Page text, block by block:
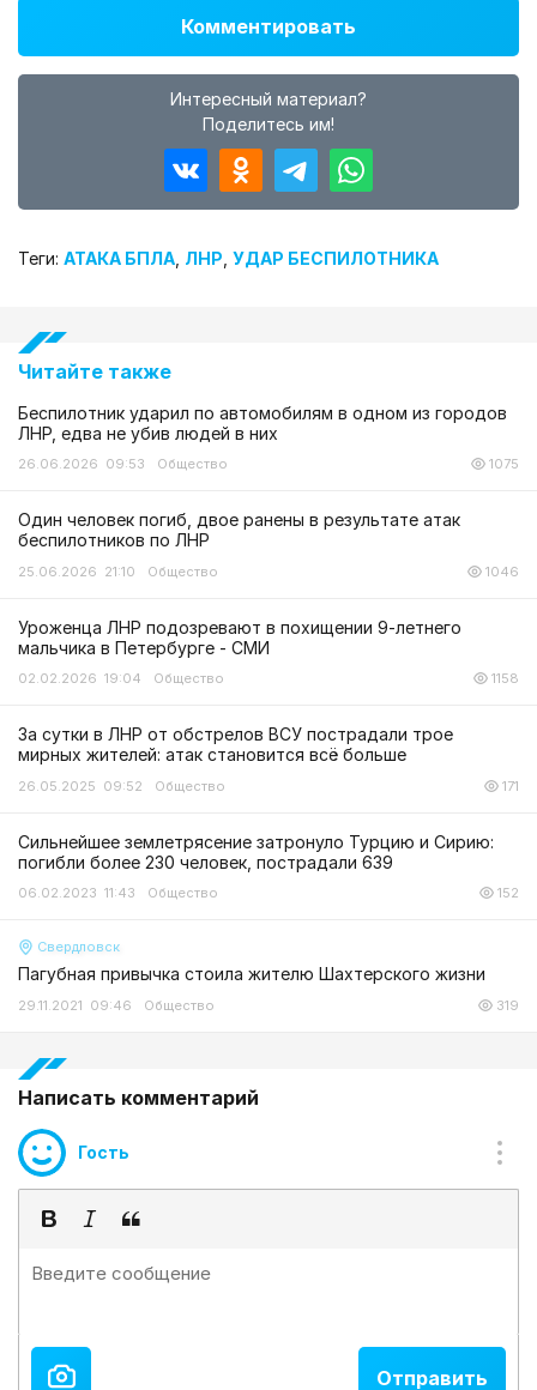
Комментировать
Интересный материал?
Поделитесь им!
Теги: АТАКА БПЛА ЛНР УДАР БЕСПИЛОТНИКА
Читайте также
Беспилотник ударил по автомобилям в одном из городов
ЛНР, едва не убив людей в них
26.06.2026 09:53 Общество 1075
Один человек погиб, двое ранены в результате атак
беспилотников по ЛНР
25.06.2026 21:10 Общество 1046
Уроженца ЛНР подозревают в похищении 9-летнего
мальчика в Петербурге - СМИ
02.02.2026 19:04 Общество 1158
За сутки в ЛНР от обстрелов ВСУ пострадали трое
мирных жителей: атак становится всё больше
26.05.2025 09:52 Общество 171
Сильнейшее землетрясение затронуло Турцию и Сирию:
погибли более 230 человек, пострадали 639
06.02.2023 11:43 Общество 152
Свердловск
Пагубная привычка стоила жителю Шахтерского жизни
29.11.2021 09:46 Общество 319
Написать комментарий
Гость